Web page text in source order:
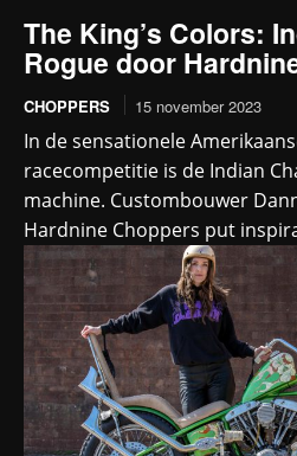
The King’s Colors:
Rogue door
CHOPPERS 15 november 2023
In de sensationele
racecompetitie is de Indian
machine. Custombouwer
Hardnine Choppers put